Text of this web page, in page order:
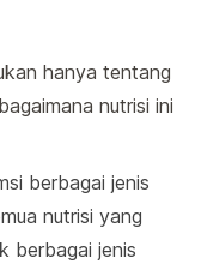
hanya tentang
nutrisi ini
berbagai jenis
nutrisi yang
berbagai jenis